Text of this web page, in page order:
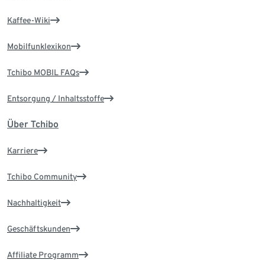
Kaffee-Wiki
Mobilfunklexikon
Tchibo MOBIL FAQs
Entsorgung / Inhaltsstoffe
Über Tchibo
Karriere
Tchibo Community
Nachhaltigkeit
Geschäftskunden
Affiliate Programm